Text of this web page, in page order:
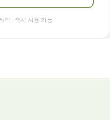
약 · 즉시 사용 가능